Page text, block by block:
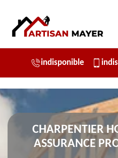
indisponible
CHARPENTIER
ASSURANCE